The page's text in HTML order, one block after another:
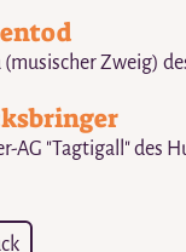
(musischer Zweig)
AG "Tagtigall" des